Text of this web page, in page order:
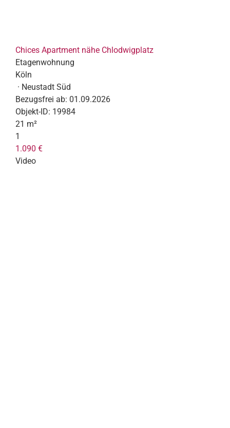
Chices Apartment nähe Chlodwigplatz
Etagenwohnung
Köln
· Neustadt Süd
Bezugsfrei ab: 01.09.2026
Objekt-ID: 19984
21 m²
1
1.090 €
Video